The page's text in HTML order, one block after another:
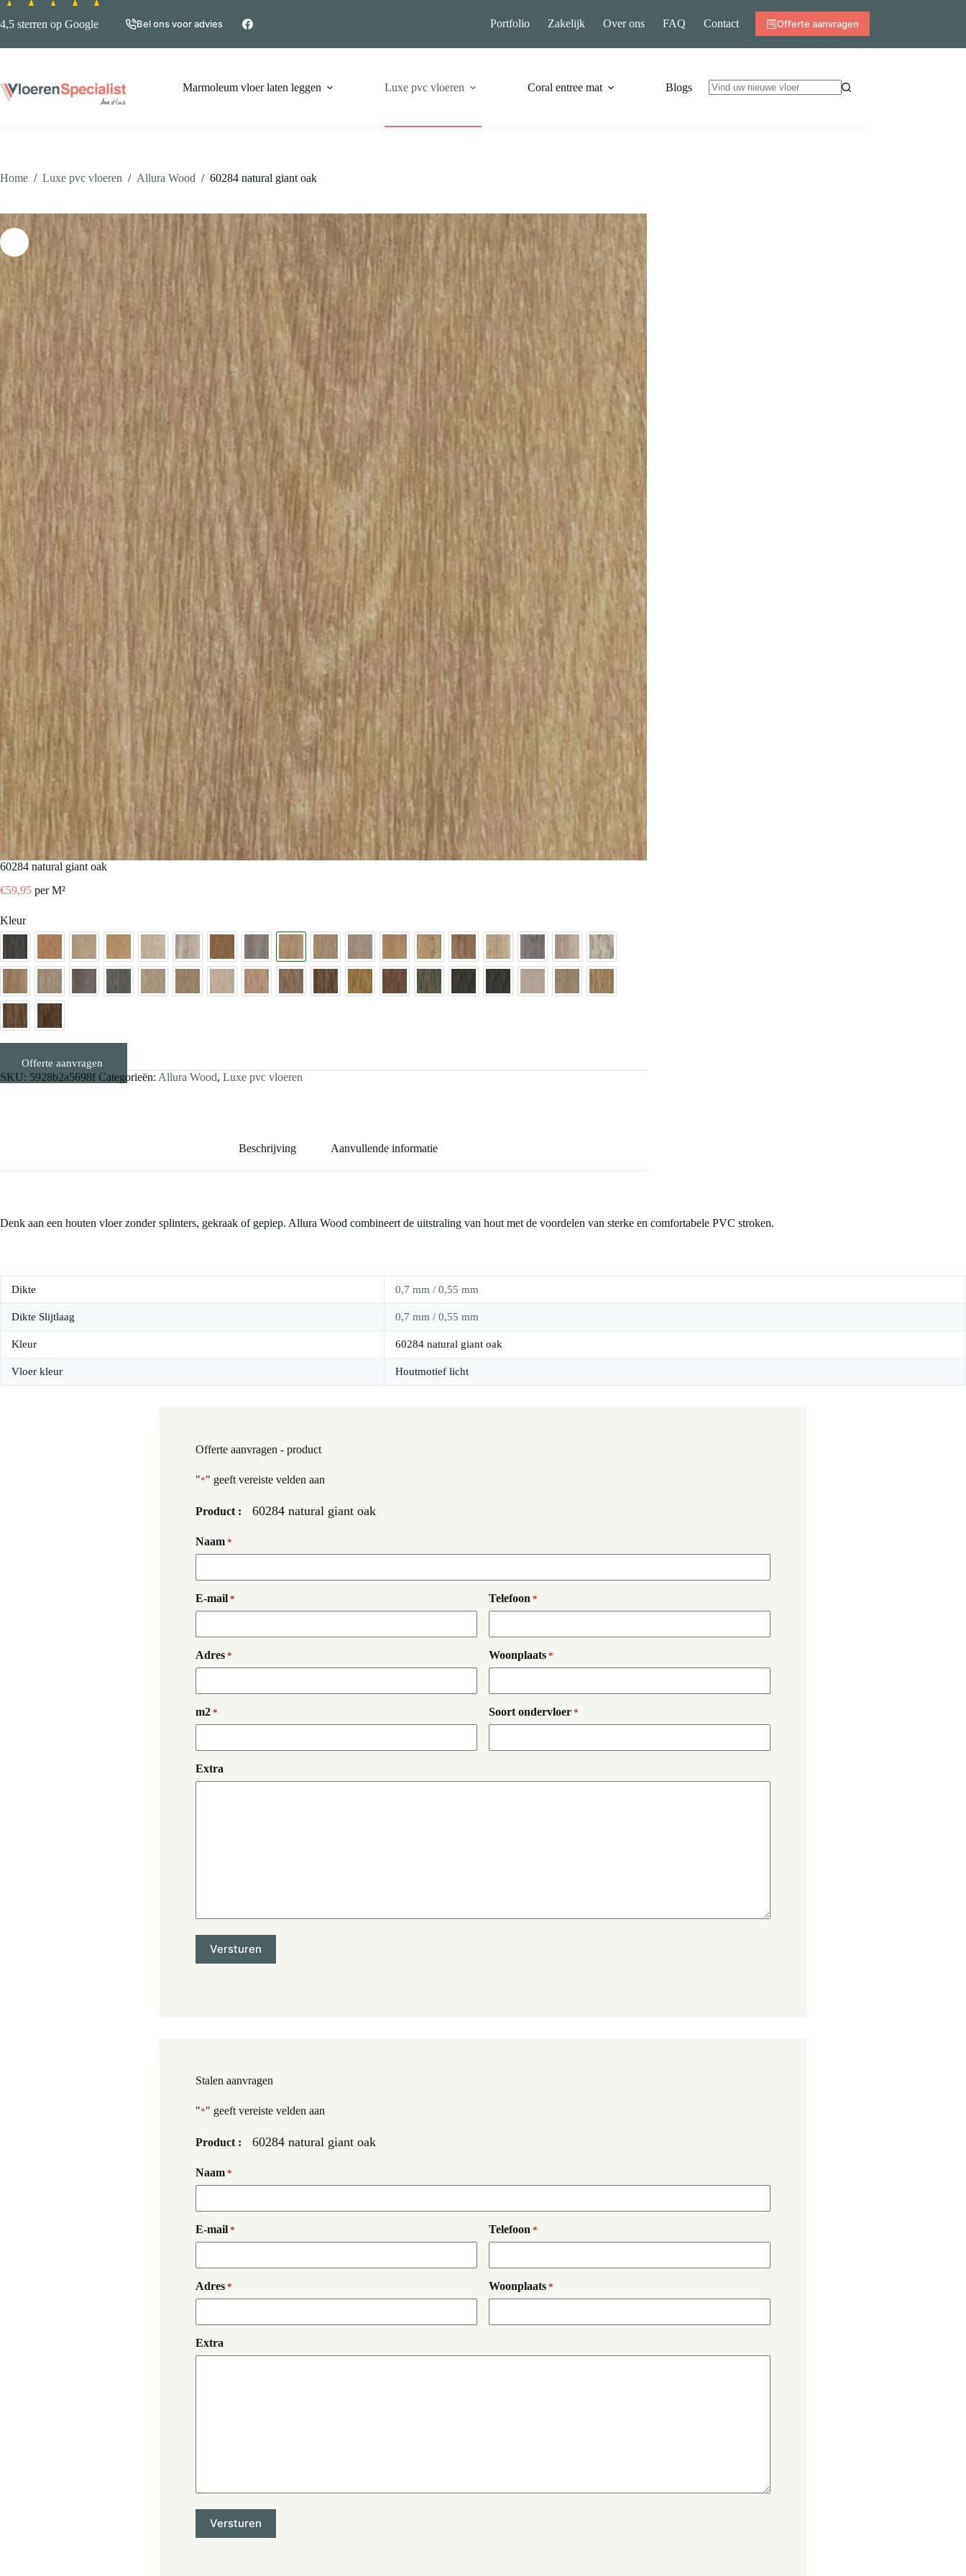
Ga
naar
de
4,5 sterren op Google Bel ons voor advies Portfolio Zakelijk Over ons FAQ Contact Offerte aanvragen
Marmoleum vloer laten leggen Luxe pvc vloeren Coral entree mat
Blogs
Home / Luxe pvc vloeren / Allura Wood / 60284 natural giant oak
60284 natural giant oak
€59,95 per M²
Kleur
Offerte aanvragen
SKU: 5928b2a5698f Categorieën: Allura Wood, Luxe pvc vloeren
Beschrijving Aanvullende informatie
Denk aan een houten vloer zonder splinters, gekraak of gepiep. Allura Wood combineert de uitstraling van hout met de voordelen van sterke en comfortabele PVC stroken.
Dikte 0,7 mm / 0,55 mm
Dikte Slijtlaag 0,7 mm / 0,55 mm
Kleur 60284 natural giant oak
Vloer kleur Houtmotief licht
Offerte aanvragen - product
"*" geeft vereiste velden aan
Product : 60284 natural giant oak
Naam *
E-mail * Telefoon *
Adres * Woonplaats *
m2 * Soort ondervloer *
Extra
Stalen aanvragen
"*" geeft vereiste velden aan
Product : 60284 natural giant oak
Naam *
E-mail * Telefoon *
Adres * Woonplaats *
Extra